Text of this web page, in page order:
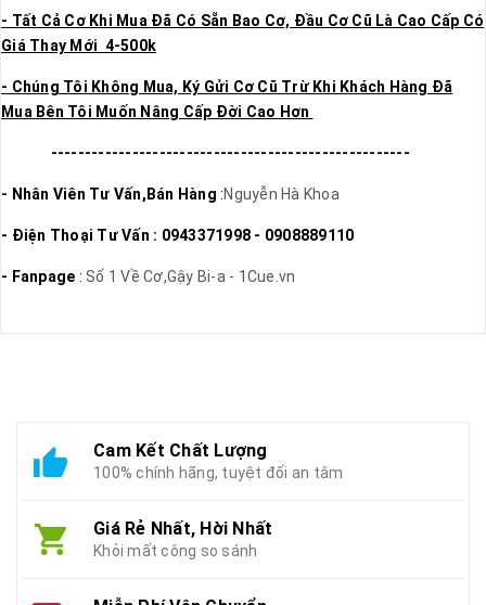
- Tất Cả Cơ Khi Mua Đã Có Sẵn Bao Cơ, Đầu Cơ Cũ Là Cao Cấp Có
Giá Thay Mới 4-500k
- Chúng Tôi Không Mua, Ký Gửi Cơ Cũ Trừ Khi Khách Hàng Đã
Mua Bên Tôi Muốn Nâng Cấp Đời Cao Hơn
-----------------------------------------------------
- Nhân Viên Tư Vấn,Bán Hàng :Nguyễn Hà Khoa
- Điện Thoại Tư Vấn : 0943371998 - 0908889110
- Fanpage : Số 1 Về Cơ,Gậy Bi-a - 1Cue.vn
Cam Kết Chất Lượng
100% chính hãng, tuyệt đối an tâm
Giá Rẻ Nhất, Hời Nhất
Khỏi mất công so sánh